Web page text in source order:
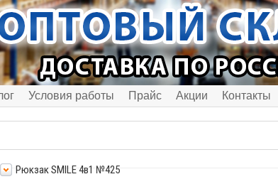
Условия работы Прайс Акции Контакты
Рюкзак SMILE 4в1 №425